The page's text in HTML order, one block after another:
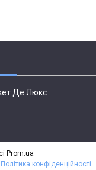
Де Люкс
Prom.ua
Політика конфіденційності